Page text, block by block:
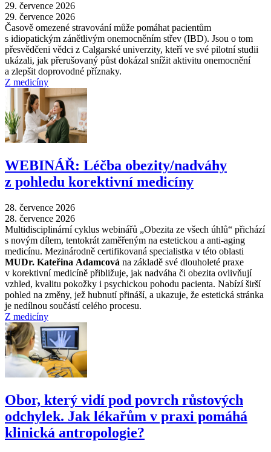
29. července 2026
29. července 2026
Časově omezené stravování může pomáhat pacientům
s idiopatickým zánětlivým onemocněním střev (IBD). Jsou o tom
přesvědčeni vědci z Calgarské univerzity, kteří ve své pilotní studii
ukázali, jak přerušovaný půst dokázal snížit aktivitu onemocnění
a zlepšit doprovodné příznaky.
Z medicíny
WEBINÁŘ: Léčba obezity/nadváhy
z pohledu korektivní medicíny
28. července 2026
28. července 2026
Multidisciplinární cyklus webinářů „Obezita ze všech úhlů“ přichází
s novým dílem, tentokrát zaměřeným na estetickou a anti-aging
medicínu. Mezinárodně certifikovaná specialistka v této oblasti
MUDr. Kateřina Adamcová na základě své dlouholeté praxe
v korektivní medicíně přibližuje, jak nadváha či obezita ovlivňují
vzhled, kvalitu pokožky i psychickou pohodu pacienta. Nabízí širší
pohled na změny, jež hubnutí přináší, a ukazuje, že estetická stránka
je nedílnou součástí celého procesu.
Z medicíny
Obor, který vidí pod povrch růstových
odchylek. Jak lékařům v praxi pomáhá
klinická antropologie?